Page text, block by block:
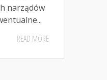
narządów
READ MORE